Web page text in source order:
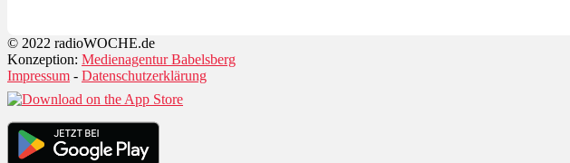
© 2022 radioWOCHE.de
Konzeption: Medienagentur Babelsberg
Impressum - Datenschutzerklärung